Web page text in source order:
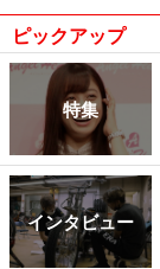
ピックアップ
特集
インタビュー